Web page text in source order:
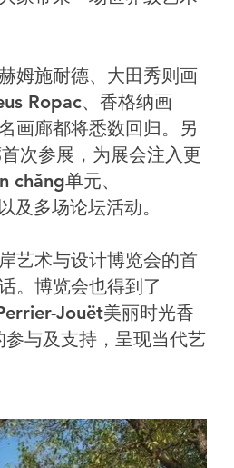
姆施耐德、大田秀则画
Ropac、香格纳画
画廊都将悉数回归。另
次参展，为展会注入更
chăng单元、
多场论坛活动。
艺术与设计博览会的首
。博览会也得到了
Jouët美丽时光香
与及支持，呈现当代艺